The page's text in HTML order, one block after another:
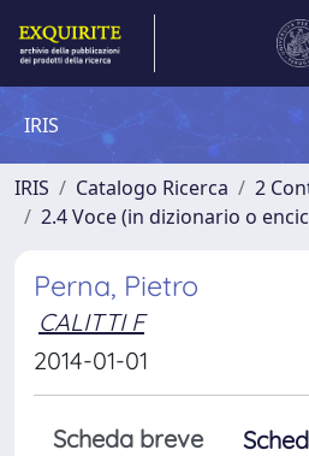
IRIS
IRIS Catalogo Ricerca
2
2.4 Voce (in dizionario o
Perna, Pietro
CALITTI F
2014-01-01
Scheda breve